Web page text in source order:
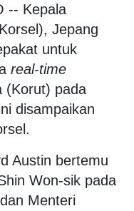
-- Kepala
Jepang
untuk
real-time
(Korut) pada
disampaikan
Austin bertemu
Won-sik pada
Menteri